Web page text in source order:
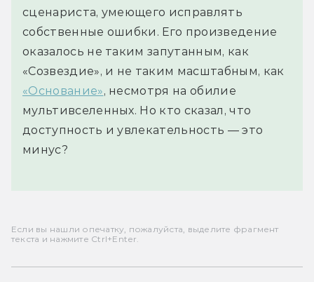
сценариста, умеющего исправлять
собственные ошибки. Его произведение
оказалось не таким запутанным, как
«Созвездие», и не таким масштабным, как
«Основание», несмотря на обилие
мультивселенных. Но кто сказал, что
доступность и увлекательность — это
минус?
Если вы нашли опечатку, пожалуйста, выделите фрагмент
текста и нажмите Ctrl+Enter.